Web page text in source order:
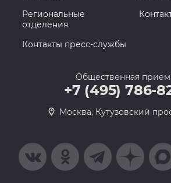
Региональные
отделения
Контакты пресс-службы
Общественная
+7 (495) 786-
Москва, Кутузовский